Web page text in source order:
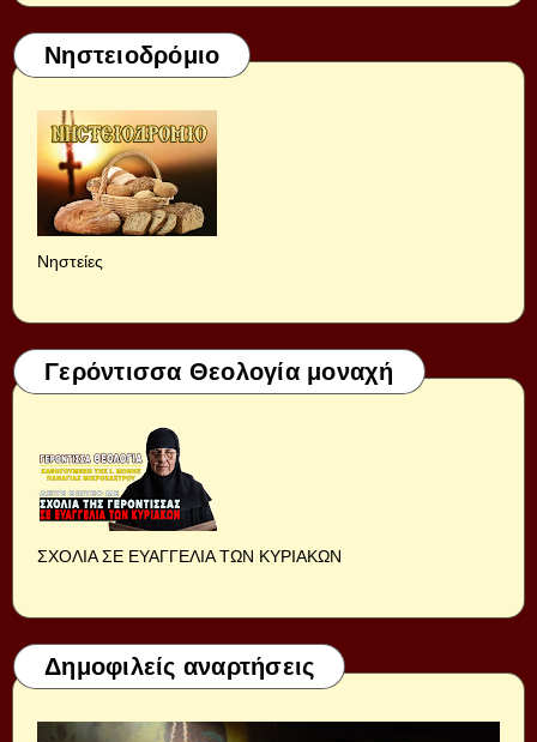
Νηστειοδρόμιο
Νηστείες
Γερόντισσα Θεολογία μοναχή
ΣΧΟΛΙΑ ΣΕ ΕΥΑΓΓΕΛΙΑ ΤΩΝ ΚΥΡΙΑΚΩΝ
Δημοφιλείς αναρτήσεις